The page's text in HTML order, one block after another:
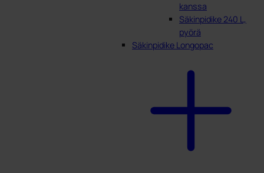
kanssa
Säkinpidike 240 L,
pyörä
Säkinpidike Longopac